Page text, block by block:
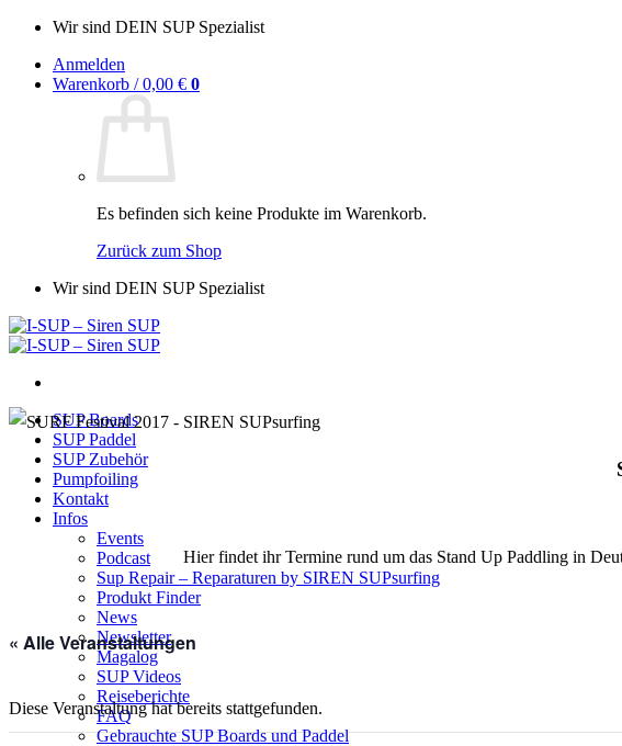
Zum
springen
Wir sind DEIN SUP Spezialist
Anmelden
Warenkorb /0,00 € 0
Es befinden sich keine Produkte im Warenkorb.
Zurück zum Shop
Wir sind DEIN SUP Spezialist
SUP Boards
SUP Paddel
SUP Zubehör
Pumpfoiling
Kontakt
Infos
Events
Podcast
Sup Repair – Reparaturen by SIREN SUPsurfing
Produkt Finder
News
Newsletter
Magalog
SUP Videos
Reiseberichte
FAQ
Gebrauchte SUP Boards und Paddel
Hier findet ihr Termine rund um das Stand Up Paddling in
« Alle Veranstaltungen
Diese Veranstaltung hat bereits stattgefunden.